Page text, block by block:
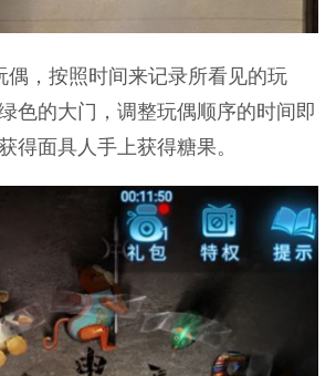
偶，按照时间来记录所看见的玩
色的大门，调整玩偶顺序的时间即
得面具人手上获得糖果。